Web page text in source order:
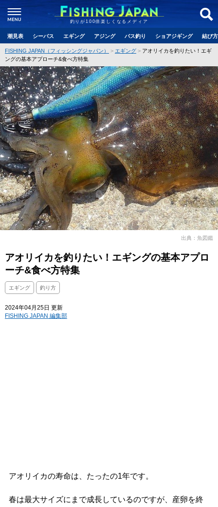
釣りが100倍楽しくなるメディア
潮見表 シーバス エギング アジング バス釣り ショアジギング 結び
FISHING JAPAN（フィッシングジャパン） エギング
アオリイカを釣りたい！エギ
ングの基本アプローチ&食べ方特集
出典：魚図鑑
アオリイカを釣りたい！エギングの基本アプロ
ーチ&食べ方特集
エギング 釣り方
2024年04月25日 更新
FISHING JAPAN 編集部
アオリイカの寿命は、たったの1年です。
春は最大サイズにまで成長しているのですが、産卵を終